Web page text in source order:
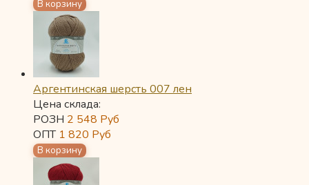
Аргентинская шерсть 007 лен
Цена склада:
РОЗН 2 548 Руб
ОПТ 1 820 Руб